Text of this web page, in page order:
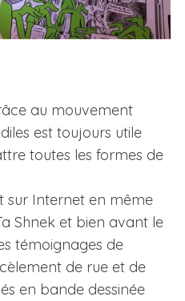
au mouvement
est toujours utile
toutes les formes de
sur Internet en même
Shnek et bien avant le
témoignages de
de rue et de
en bande dessinée